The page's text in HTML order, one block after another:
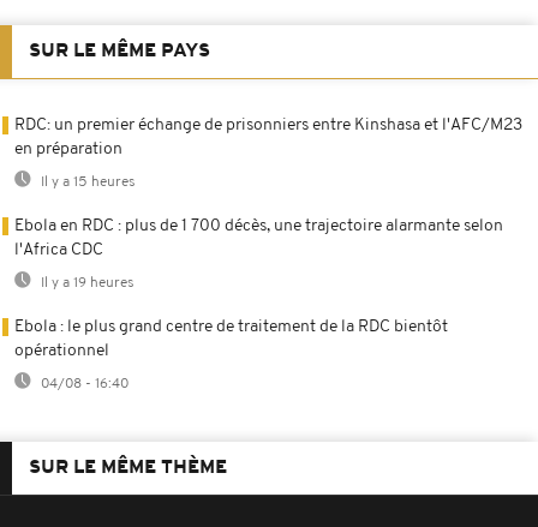
SUR LE MÊME PAYS
RDC: un premier échange de prisonniers entre Kinshasa et l'AFC/M23
en préparation
Il y a 15 heures
Ebola en RDC : plus de 1 700 décès, une trajectoire alarmante selon
l'Africa CDC
Il y a 19 heures
Ebola : le plus grand centre de traitement de la RDC bientôt
opérationnel
04/08 - 16:40
SUR LE MÊME THÈME